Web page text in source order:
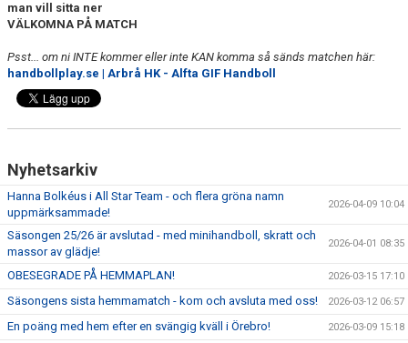
man vill sitta ner
VÄLKOMNA PÅ MATCH
Psst... om ni INTE kommer eller inte KAN komma så sänds matchen här:
handbollplay.se | Arbrå HK - Alfta GIF Handboll
Nyhetsarkiv
Hanna Bolkéus i All Star Team - och flera gröna namn
uppmärksammade!
2026-04-09 10:04
Säsongen 25/26 är avslutad - med minihandboll, skratt och
massor av glädje!
2026-04-01 08:35
OBESEGRADE PÅ HEMMAPLAN! 2026-03-15 17:10
Säsongens sista hemmamatch - kom och avsluta med oss! 2026-03-12 06:57
En poäng med hem efter en svängig kväll i Örebro! 2026-03-09 15:18